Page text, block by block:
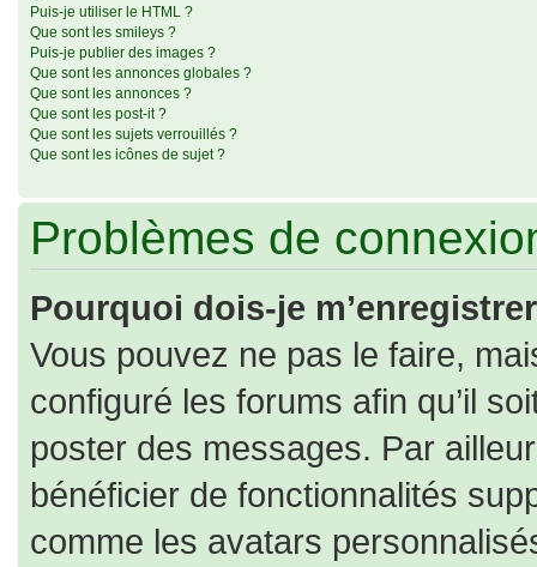
Puis-je utiliser le HTML ?
Que sont les smileys ?
Puis-je publier des images ?
Que sont les annonces globales ?
Que sont les annonces ?
Que sont les post-it ?
Que sont les sujets verrouillés ?
Que sont les icônes de sujet ?
Problèmes de
Pourquoi dois-je
Vous pouvez ne pas le faire,
configuré les forums afin qu’il
poster des messages. Par
bénéficier de fonctionnalités
comme les avatars